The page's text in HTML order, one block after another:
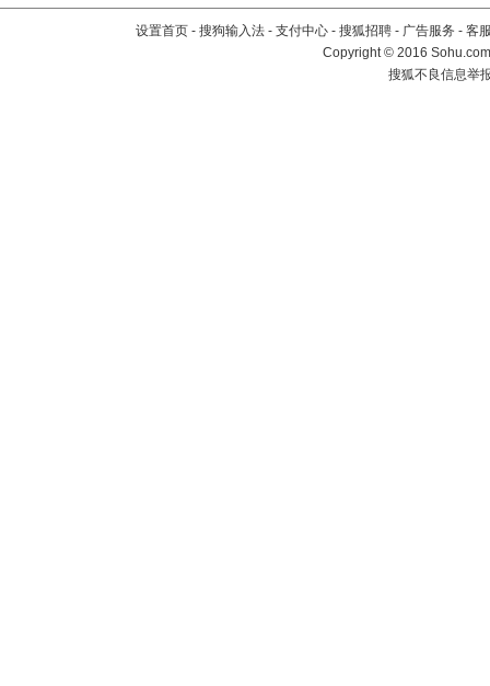
设置首页 - 搜狗输入法 - 支付中心 - 搜狐招聘 - 广告服务 - 客
Copyright©2016
搜狐不良信息举